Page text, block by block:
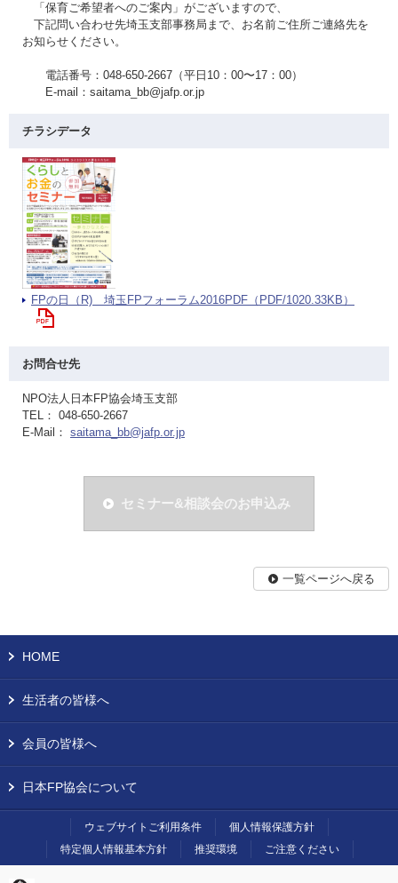
「保育ご希望者へのご案内」がございますので、
下記問い合わせ先埼玉支部事務局まで、お名前ご住所ご連絡先を
お知らせください。
電話番号：048-650-2667（平日10：00〜17：00）
E-mail：saitama_bb@jafp.or.jp
チラシデータ
FPの日（R) 埼玉FPフォーラム2016PDF（PDF/1020.33KB）
お問合せ先
NPO法人日本FP協会埼玉支部
TEL： 048-650-2667
E-Mail： saitama_bb@jafp.or.jp
セミナー&相談会のお申込み
一覧ページへ戻る
HOME
生活者の皆様へ
会員の皆様へ
日本FP協会について
ウェブサイトご利用条件
個人情報保護方針
特定個人情報基本方針
推奨環境 ご注意ください